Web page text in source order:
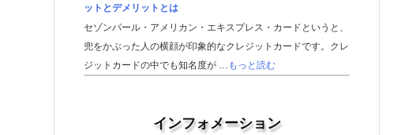
ットとデメリットとは
セゾンパール・アメリカン・エキスプレス・カードというと、
兜をかぶった人の横顔が印象的なクレジットカードです。クレ
ジットカードの中でも知名度が …
もっと読む
インフォメーション